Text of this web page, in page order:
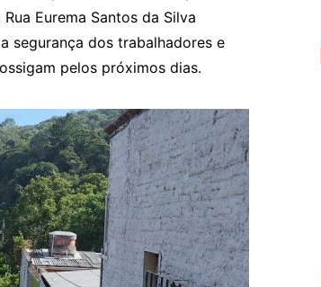
Eurema Santos da Silva
segurança dos trabalhadores e
pelos próximos dias.